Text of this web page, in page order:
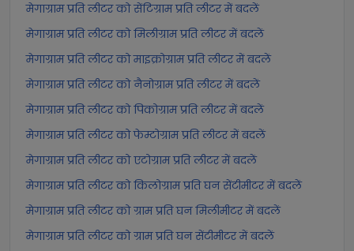
मेगाग्राम प्रति लीटर को सेंटिग्राम प्रति लीटर में बदलें
मेगाग्राम प्रति लीटर को मिलीग्राम प्रति लीटर में बदलें
मेगाग्राम प्रति लीटर को माइक्रोग्राम प्रति लीटर में बदलें
मेगाग्राम प्रति लीटर को नैनोग्राम प्रति लीटर में बदलें
मेगाग्राम प्रति लीटर को पिकोग्राम प्रति लीटर में बदलें
मेगाग्राम प्रति लीटर को फेम्टोग्राम प्रति लीटर में बदलें
मेगाग्राम प्रति लीटर को एटोग्राम प्रति लीटर में बदलें
मेगाग्राम प्रति लीटर को किलोग्राम प्रति घन सेंटीमीटर में बदलें
मेगाग्राम प्रति लीटर को ग्राम प्रति घन मिलीमीटर में बदलें
मेगाग्राम प्रति लीटर को ग्राम प्रति घन सेंटीमीटर में बदलें